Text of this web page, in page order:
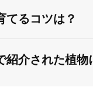
てるコツは？
紹介された植物